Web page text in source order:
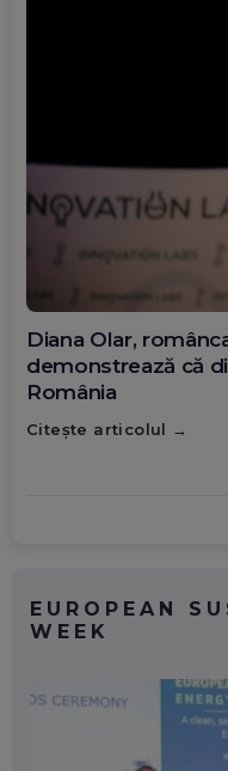
Diana Olar,
demonstrează că
România
Citește articolul
EUROPEAN
WEEK